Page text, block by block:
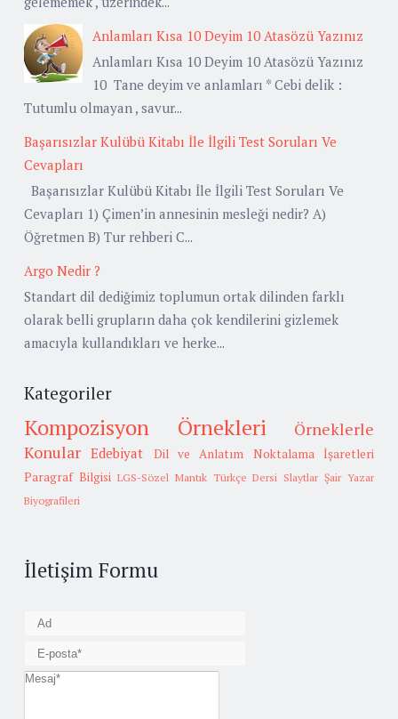
Anlamları Kısa 10 Deyim 10 Atasözü Yazınız
Anlamları Kısa 10 Deyim 10 Atasözü Yazınız
10 Tane deyim ve anlamları * Cebi delik :
Tutumlu olmayan , savur...
Başarısızlar Kulübü Kitabı İle İlgili Test Soruları Ve
Cevapları
Başarısızlar Kulübü Kitabı İle İlgili Test Soruları Ve
Cevapları 1) Çimen’in annesinin mesleği nedir? A)
Öğretmen B) Tur rehberi C...
Argo Nedir ?
Standart dil dediğimiz toplumun ortak dilinden farklı
olarak belli grupların daha çok kendilerini gizlemek
amacıyla kullandıkları ve herke...
Kategoriler
Kompozisyon Örnekleri
Örneklerle
Konular Edebiyat Dil ve Anlatım
Noktalama İşaretleri
Paragraf Bilgisi LGS-Sözel Mantık Türkçe Dersi Slaytlar Şair Yazar
Biyografileri
İletişim Formu